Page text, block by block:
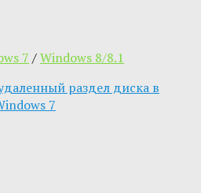
7 /Windows 8/8.1
раздел диска в
7